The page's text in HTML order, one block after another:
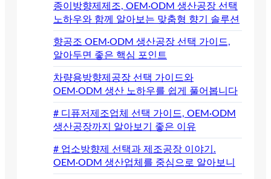
종이방향제제조, OEM·ODM 생산공장 선택
노하우와 함께 알아보는 맞춤형 향기 솔루션
향공조 OEM·ODM 생산공장 선택 가이드,
알아두면 좋은 핵심 포인트
차량용방향제공장 선택 가이드와
OEM·ODM 생산 노하우를 쉽게 풀어봅니다
# 디퓨저제조업체 선택 가이드, OEM·ODM
생산공장까지 알아보기 좋은 이유
# 업소방향제 선택과 제조공장 이야기.
OEM·ODM 생산업체를 중심으로 알아보니